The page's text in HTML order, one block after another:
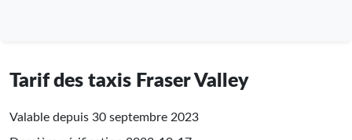
Tarif des taxis Fraser Valley
Valable depuis 30 septembre 2023